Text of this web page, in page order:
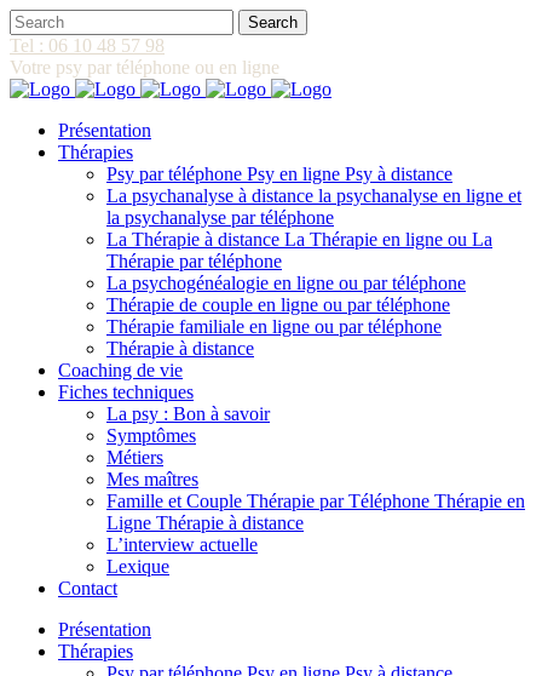
Tel : 06 10 48 57 98
Votre psy par téléphone ou en ligne
Présentation
Thérapies
Psy par téléphone Psy en ligne Psy à distance
La psychanalyse à distance la psychanalyse en ligne et
la psychanalyse par téléphone
La Thérapie à distance La Thérapie en ligne ou La
Thérapie par téléphone
La psychogénéalogie en ligne ou par téléphone
Thérapie de couple en ligne ou par téléphone
Thérapie familiale en ligne ou par téléphone
Thérapie à distance
Coaching de vie
Fiches techniques
La psy : Bon à savoir
Symptômes
Métiers
Mes maîtres
Famille et Couple Thérapie par Téléphone Thérapie en
Ligne Thérapie à distance
L’interview actuelle
Lexique
Contact
Présentation
Thérapies